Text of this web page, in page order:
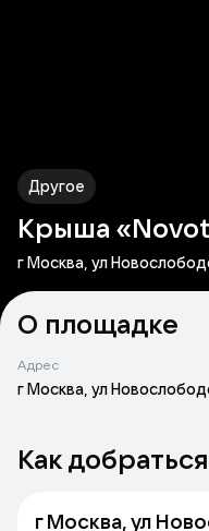
Другое
Крыша
г Москва, ул
О площадке
Адрес
г Москва, ул
Как добраться
г Москва, ул